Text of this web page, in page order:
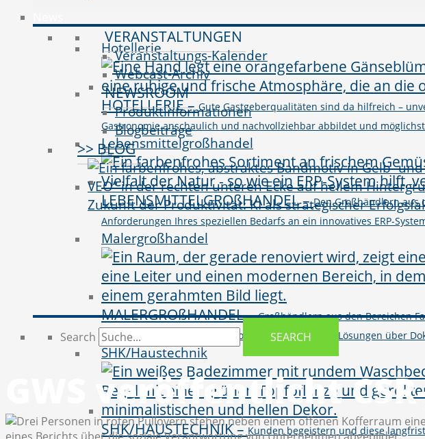
Hotellerie
HOTELLERIE–Gute Gastgeberqualitäten sind da hilfreich –
Gastronomie anschaulich und nachvollziehbar abbildet und
Lebensmittelgroßhandel
LEBENSMITTELGROßHANDEL–Den Großhändlern aus
Anforderungen Ihres speziellen Bedarfs an ein innovatives ERP-
Malergroßhandel
MALERGROßHANDEL–Großhändlern aus den Bereichen
vielseitigen Produktportfolio von BI, CRM und Shop-Lösungen über
SHK/Haustechnik
SHK/HAUSTECHNIK–Kunden begeistern und diese
VERANSTALTUNGEN
Veranstaltungs-Kalender
Webcast-Archiv
NEWSROOM
Produktinformationen
Blogbeiträge
>> BLOG
Zukunft der Produktivität: KI als strategischer
Search SEARCH
GWS veröffentlicht